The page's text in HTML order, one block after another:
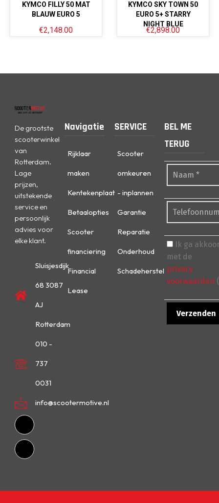
KYMCO FILLY 50 MAT
BLAUW EURO 5
€2,148.00
KYMCO SKY TOWN 50
EURO 5+ STARRY
NIGHT BLUE
€2,898.00
De grootste
scooterwinkel
van
Rotterdam.
Lage
prijzen,
uitstekende
service en
persoonlijk
advies voor
elke klant.
Sluisjesdijk
68 3087
AJ
Rotterdam
010 -
737
0031
info@scootermotive.nl
Navigatie
Rijklaar
maken
Kentekenplaat
Betaalopties
Scooter
financiering
Financial
Lease
SERVICE
Scooter
omkeuren
- inplannen
Garantie
Reparatie
Onderhoud
Schadeherstel
BEL ME
TERUG
Ik ga
met de
privacy
voorwaarden